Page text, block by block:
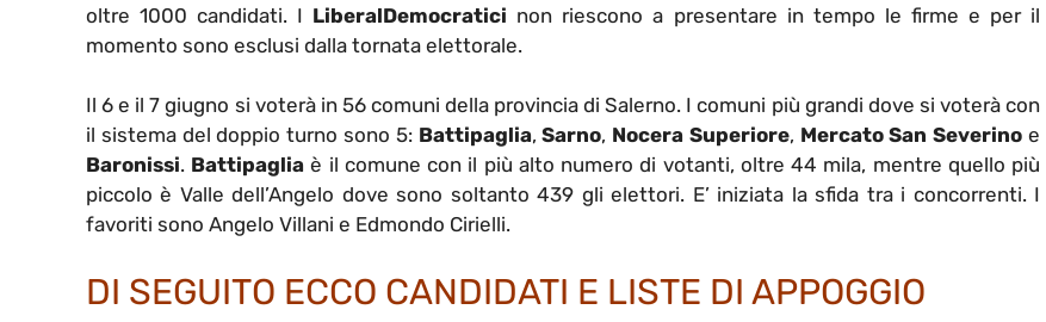
oltre 1000 candidati. I LiberalDemocratici non riescono a presentare in tempo le firme e per il
momento sono esclusi dalla tornata elettorale.
Il 6 e il 7 giugno si voterà in 56 comuni della provincia di Salerno. I comuni più grandi dove si voterà con
il sistema del doppio turno sono 5: Battipaglia,Sarno, Nocera Superiore, Mercato San Severino e
Baronissi. Battipaglia è il comune con il più alto numero di votanti, oltre 44 mila, mentre quello più
piccolo è Valle dell’Angelo dove sono soltanto 439 gli elettori. E’ iniziata la sfida tra i concorrenti. I
favoriti sono Angelo Villani e Edmondo Cirielli.
DI SEGUITO ECCO CANDIDATI E LISTE DI APPOGGIO